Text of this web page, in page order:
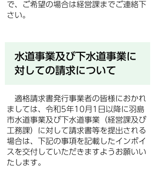
で、ご希望の場合は経営課までご連絡下
さい。
水道事業及び下水道事業に
対しての請求について
適格請求書発行事業者の皆様におかれ
ましては、令和5年10月1日以降に羽島
市水道事業及び下水道事業（経営課及び
工務課）に対して請求書等を提出される
場合は、下記の事項を記載したインボイ
スを交付していただきますようお願いい
たします。